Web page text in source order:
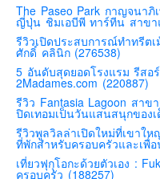
สโลเวเนีย
มอนเตรเนโกร
บอสเนียและเฮอร์เซโกวีน่า
ญี่ปุ่น
คันโต-โตเกียวและรอบๆ
คันไซ-โอซาก้า เกียวโต
คิวชู – ฟุกุโอกะ ซางะ เ
The Paseo Park กาญจนา
ญี่ปุ่น ชิมเอบีพี ทาร์ทีน สาขา
รีวิวเปิดประสบการณ์ทำทรีต
ศักดิ์ คลินิก (276538)
5 อันดับสุดยอดโรงแรม รีสอ
2Madames.com (220887)
รีวิว Fantasia Lagoon สาข
ปิดเทอมเป็นวันแสนสนุกของ
รีวิวพูลวิลล่าเปิดใหม่ที่เขาใ
ที่พักสำหรับครอบครัวและเพื่
เที่ยวฟุกุโอกะด้วยตัวเอง :
ครอบครัว (188257)